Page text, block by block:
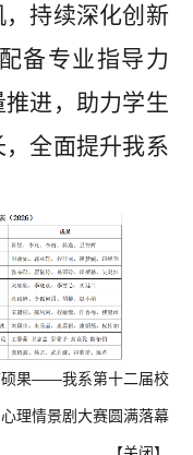
持续深化创新
备专业指导力
进，助力学生
全面提升我系
硕果——我系第十二届校
心理情景剧大赛圆满落幕